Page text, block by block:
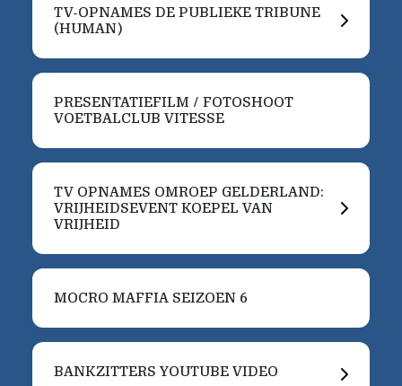
TV-OPNAMES DE PUBLIEKE TRIBUNE
(HUMAN)
PRESENTATIEFILM / FOTOSHOOT
VOETBALCLUB VITESSE
TV OPNAMES OMROEP GELDERLAND:
VRIJHEIDSEVENT KOEPEL VAN
VRIJHEID
MOCRO MAFFIA SEIZOEN 6
BANKZITTERS YOUTUBE VIDEO